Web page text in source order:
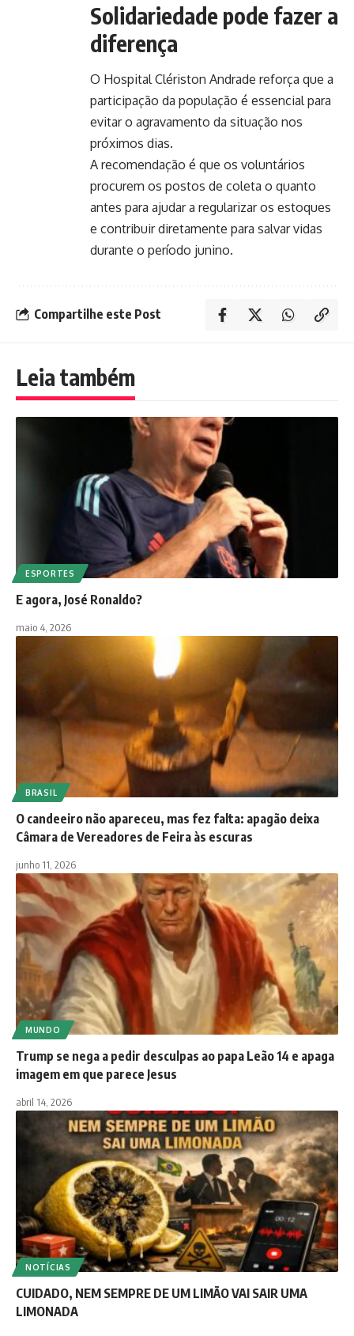
Solidariedade pode fazer a
diferença
O Hospital Clériston Andrade reforça que a
participação da população é essencial para
evitar o agravamento da situação nos
próximos dias.
A recomendação é que os voluntários
procurem os postos de coleta o quanto
antes para ajudar a regularizar os estoques
e contribuir diretamente para salvar vidas
durante o período junino.
Compartilhe este Post
Leia também
ESPORTES
E agora, José Ronaldo?
maio 4, 2026
BRASIL
O candeeiro não apareceu, mas fez falta: apagão deixa
Câmara de Vereadores de Feira às escuras
junho 11, 2026
MUNDO
Trump se nega a pedir desculpas ao papa Leão 14 e apaga
imagem em que parece Jesus
abril 14, 2026
NOTÍCIAS
CUIDADO, NEM SEMPRE DE UM LIMÃO VAI SAIR UMA
LIMONADA